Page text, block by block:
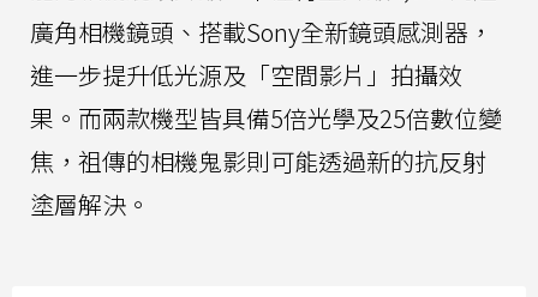
廣角相機鏡頭、搭載Sony全新鏡頭感測器，
進一步提升低光源及「空間影片」拍攝效
果。而兩款機型皆具備5倍光學及25倍數位變
焦，祖傳的相機鬼影則可能透過新的抗反射
塗層解決。